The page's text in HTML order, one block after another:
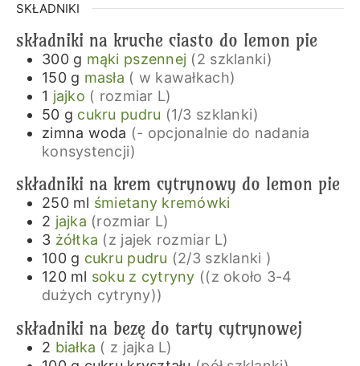
SKŁADNIKI
składniki na kruche ciasto do lemon pie
300 g mąki pszennej (2 szklanki)
150 g masła ( w kawałkach)
1 jajko ( rozmiar L)
50 g cukru pudru (1/3 szklanki)
zimna woda (- opcjonalnie do nadania
konsystencji)
składniki na krem cytrynowy do lemon pie
250 ml śmietany kremówki
2 jajka (rozmiar L)
3 żółtka (z jajek rozmiar L)
100 g cukru pudru (2/3 szklanki )
120 ml soku z cytryny ((z około 3-4
dużych cytryny))
składniki na bezę do tarty cytrynowej
2 białka ( z jajka L)